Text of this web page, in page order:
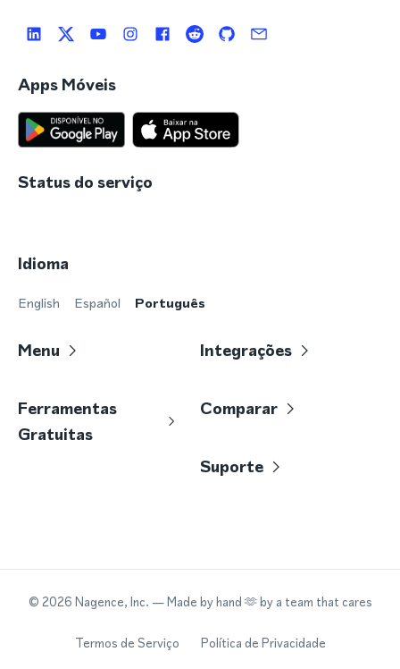
Apps Móveis
Status do serviço
Idioma
English Español Português
Menu Integrações
Ferramentas
Gratuitas
Comparar
Suporte
© 2026 Nagence, Inc. — Made by hand 🫶 by a team that cares
Termos de Serviço Política de Privacidade